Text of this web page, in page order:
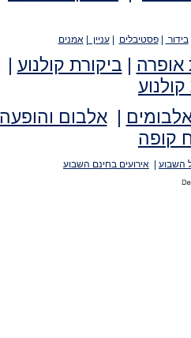
בידור |פסטיבלים |עניין |אמנים
אופרה | ביקורת קולנוע
קולנוע
|אלבום והופעה
קופה
השבוע אירועים בחינם השבוע